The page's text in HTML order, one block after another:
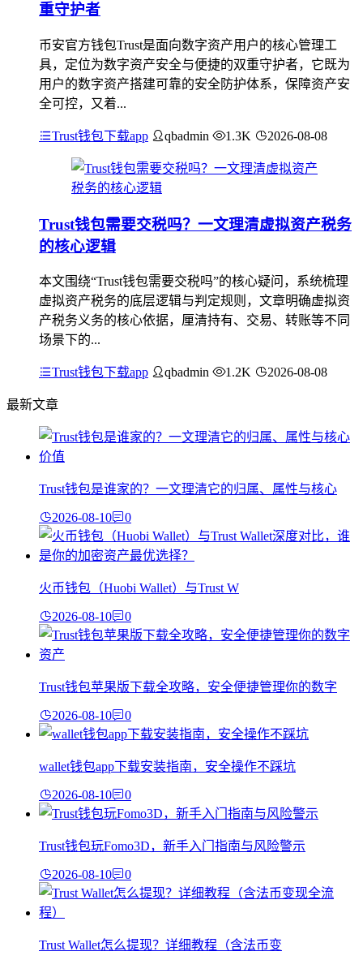
重守护者
币安官方钱包Trust是面向数字资产用户的核心管理工
具，定位为数字资产安全与便捷的双重守护者，它既为
用户的数字资产搭建可靠的安全防护体系，保障资产安
全可控，又着...
Trust钱包下载app qbadmin 1.3K 2026-08-08
Trust钱包需要交税吗？一文理清虚拟资产税务
的核心逻辑
本文围绕“Trust钱包需要交税吗”的核心疑问，系统梳理
虚拟资产税务的底层逻辑与判定规则，文章明确虚拟资
产税务义务的核心依据，厘清持有、交易、转账等不同
场景下的...
Trust钱包下载app qbadmin 1.2K 2026-08-08
最新文章
Trust钱包是谁家的？一文理清它的归属、属性与核心
2026-08-10 0
火币钱包（Huobi Wallet）与Trust W
2026-08-10 0
Trust钱包苹果版下载全攻略，安全便捷管理你的数字
2026-08-10 0
wallet钱包app下载安装指南，安全操作不踩坑
2026-08-10 0
Trust钱包玩Fomo3D，新手入门指南与风险警示
2026-08-10 0
Trust Wallet怎么提现？详细教程（含法币变